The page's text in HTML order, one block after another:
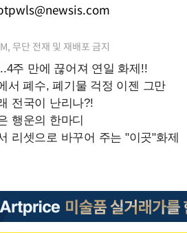
무단 전재 및 재배포 금지